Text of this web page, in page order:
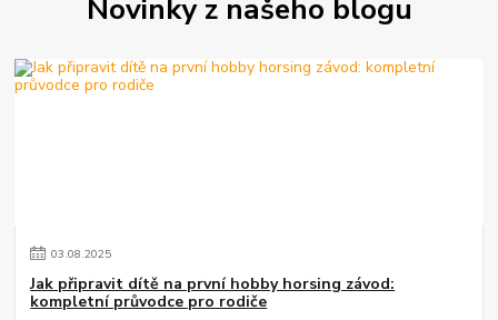
Novinky z našeho blogu
03.08.2025
Jak připravit dítě na první hobby horsing závod:
kompletní průvodce pro rodiče